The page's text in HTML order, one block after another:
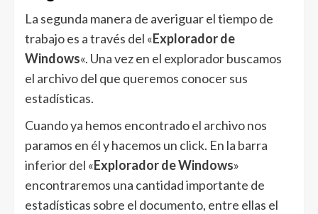
La segunda manera de averiguar el tiempo de
trabajo es a través del «Explorador de
Windows«. Una vez en el explorador buscamos
el archivo del que queremos conocer sus
estadísticas.
Cuando ya hemos encontrado el archivo nos
paramos en él y hacemos un click. En la barra
inferior del «Explorador de Windows»
encontraremos una cantidad importante de
estadísticas sobre el documento, entre ellas el